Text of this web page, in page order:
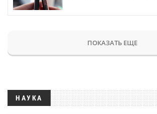
ПОКАЗАТЬ ЕЩЕ
НАУКА